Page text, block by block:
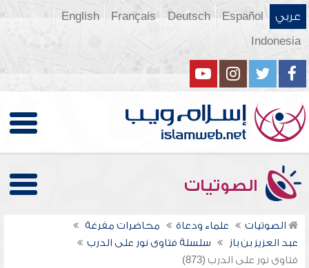
عربي Español
Deutsch
Français
English
Indonesia
الصوتيات
الصوتيات علماء ودعاة
محاضرات مفرغة
عبد العزيز بن باز
سلسلة فتاوى نور على الدرب
فتاوى نور على الدرب (873)